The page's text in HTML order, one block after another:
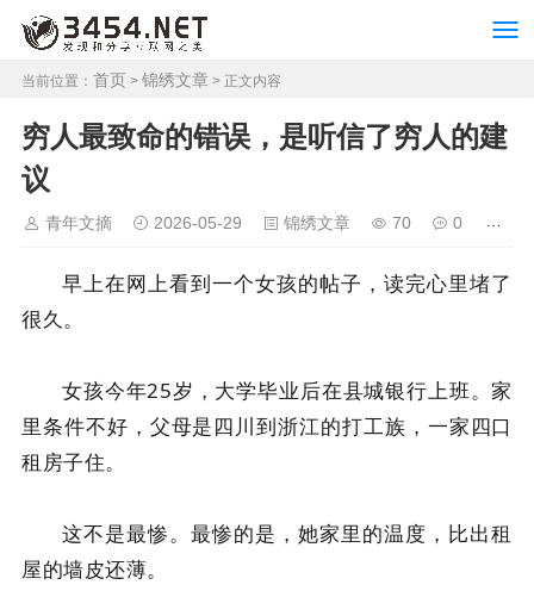
当前位置： 首页 > 锦绣文章 > 正文内容
穷人最致命的错误，是听信了穷人的建
议
青年文摘 2026-05-29 锦绣文章 70 0
早上在网上看到一个女孩的帖子，读完心里堵了
很久。
女孩今年25岁，大学毕业后在县城银行上班。家
里条件不好，父母是四川到浙江的打工族，一家四口
租房子住。
这不是最惨。最惨的是，她家里的温度，比出租
屋的墙皮还薄。